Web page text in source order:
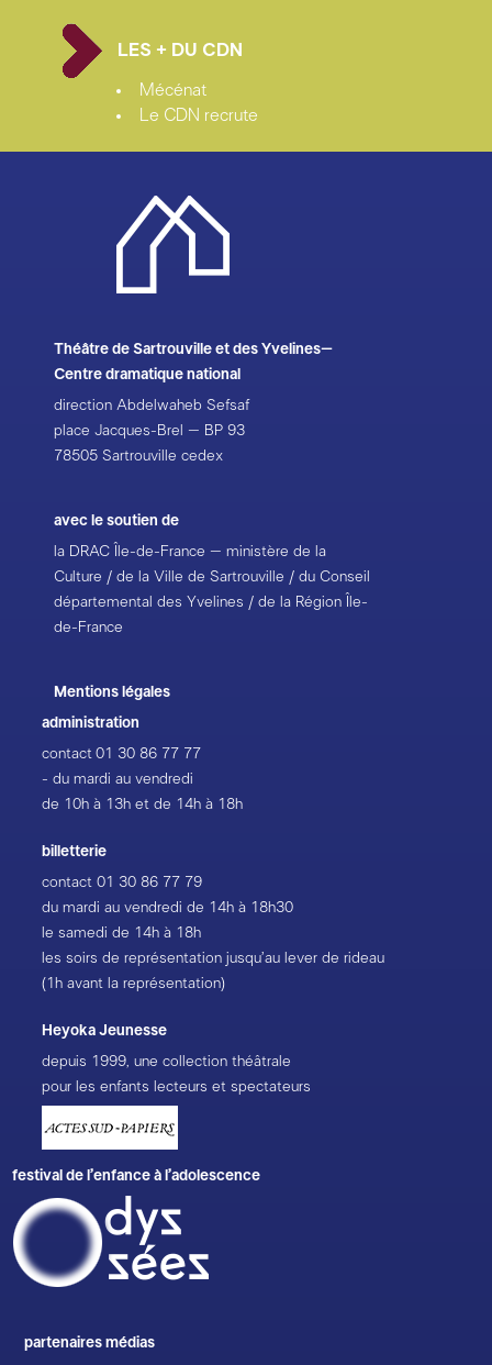
LES + DU CDN
Mécénat
Le CDN recrute
Théâtre de Sartrouville et des Yvelines–
Centre dramatique national
direction Abdelwaheb Sefsaf
place Jacques-Brel – BP 93
78505 Sartrouville cedex
avec le soutien de
la DRAC Île-de-France – ministère de la
Culture / de la Ville de Sartrouville / du Conseil
départemental des Yvelines / de la Région Île-
de-France
Mentions légales
administration
contact 01 30 86 77 77
- du mardi au vendredi
de 10h à 13h et de 14h à 18h
billetterie
contact 01 30 86 77 79
du mardi au vendredi de 14h à 18h30
le samedi de 14h à 18h
les soirs de représentation jusqu’au lever de rideau
(1h avant la représentation)
Heyoka Jeunesse
depuis 1999, une collection théâtrale
pour les enfants lecteurs et spectateurs
festival de l’enfance à l’adolescence
partenaires médias